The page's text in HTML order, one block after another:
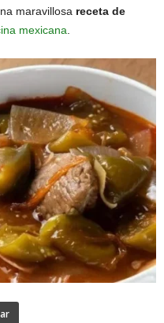
maravillosa receta de
mexicana